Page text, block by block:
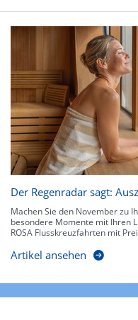
Der Regenradar sagt:
Machen Sie den November zu
besondere Momente mit Ihren
ROSA Flusskreuzfahrten mit
Artikel ansehen